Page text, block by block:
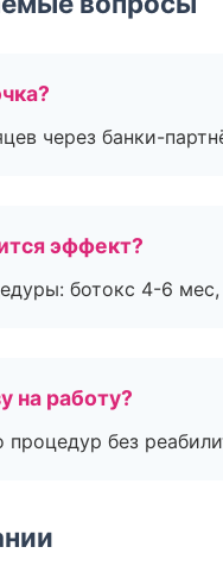
через банки-
эффект?
ботокс 4-6
на работу?
процедур без